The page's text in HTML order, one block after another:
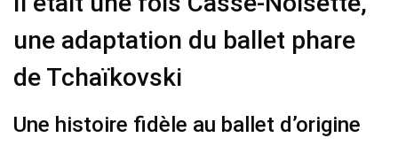
une adaptation du ballet phare
de Tchaïkovski
Une histoire fidèle au ballet d’origine